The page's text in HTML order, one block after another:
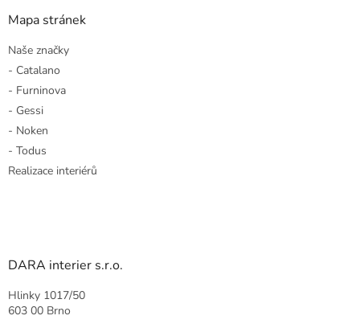
Mapa stránek
Naše značky
- Catalano
- Furninova
- Gessi
- Noken
- Todus
Realizace interiérů
DARA interier s.r.o.
Hlinky 1017/50
603 00 Brno